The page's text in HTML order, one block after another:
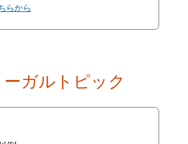
らから
ガルトピック